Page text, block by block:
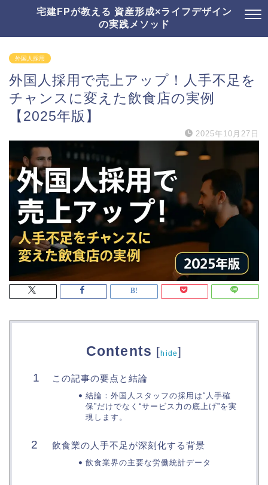
宅建FPが教える 資産形成×ライフデザイン
の実践メソッド
外国人採用
外国人採用で売上アップ！人手不足を
チャンスに変えた飲食店の実例
【2025年版】
2025年10月27日
Contents [hide]
この記事の要点と結論
結論：外国人スタッフの採用は“人手確
保”だけでなく“サービス力の底上げ”を実
現します。
飲食業の人手不足が深刻化する背景
飲食業界の主要な労働統計データ